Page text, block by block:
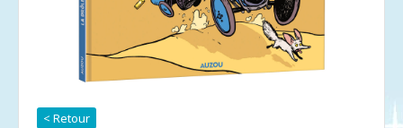
< Retour